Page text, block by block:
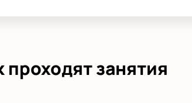
проходят занятия